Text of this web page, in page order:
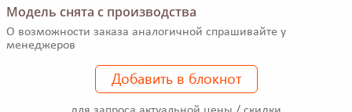
Модель снята с производства
О возможности заказа аналогичной спрашивайте у
менеджеров
Добавить в блокнот